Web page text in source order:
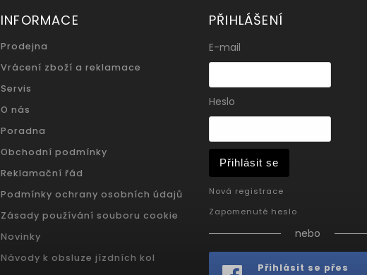
INFORMACE
Prodejna
Vrácení zboží a reklamace
Servis
O nás
Poradna
Obchodní podmínky
Reklamační řád
Podmínky ochrany osobních údajů
Zásady používání souboru cookie
Novinky
Návody k obsluze jízdních kol
PŘIHLÁŠENÍ
E-mail
Heslo
Přihlásit se
Nová registrace
Zapomenuté heslo
nebo
Přihlásit se přes